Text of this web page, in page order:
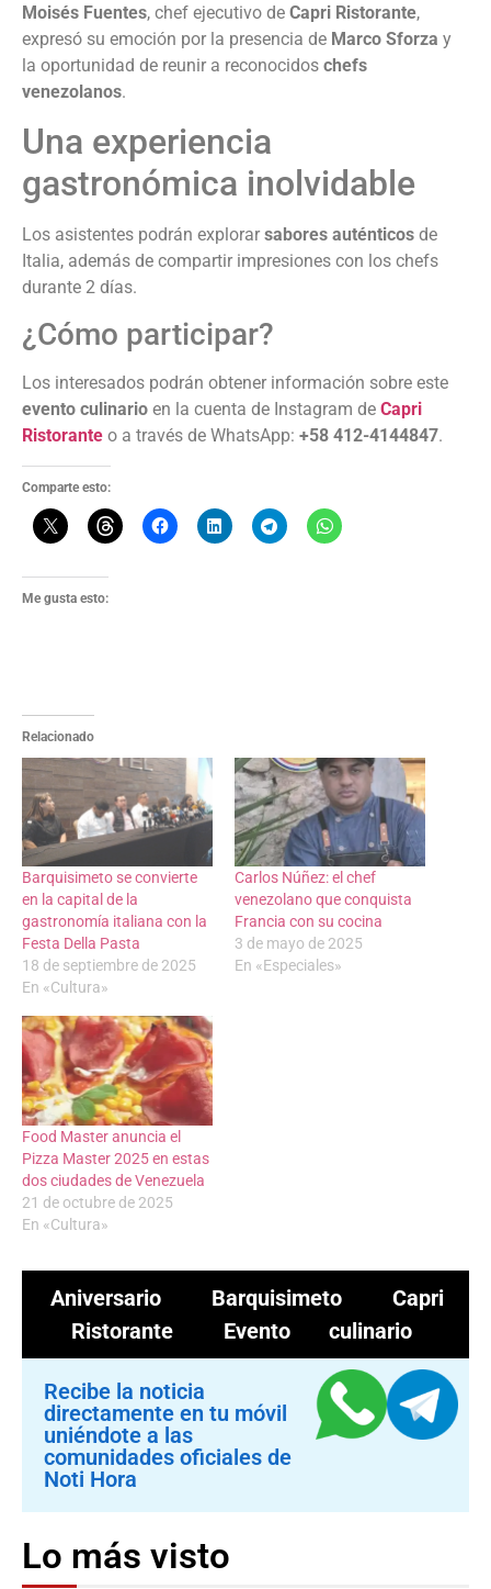
Moisés Fuentes, chef ejecutivo de Capri Ristorante,
expresó su emoción por la presencia de Marco Sforza y
la oportunidad de reunir a reconocidos chefs
venezolanos.
Una experiencia
gastronómica inolvidable
Los asistentes podrán explorar sabores auténticos de
Italia, además de compartir impresiones con los chefs
durante 2 días.
¿Cómo participar?
Los interesados podrán obtener información sobre este
evento culinario en la cuenta de Instagram de Capri
Ristorante o a través de WhatsApp: +58 412-4144847.
Comparte esto:
Me gusta esto:
Relacionado
Barquisimeto se convierte
en la capital de la
gastronomía italiana con la
Festa Della Pasta
18 de septiembre de 2025
En «Cultura»
Carlos Núñez: el chef
venezolano que conquista
Francia con su cocina
3 de mayo de 2025
En «Especiales»
Food Master anuncia el
Pizza Master 2025 en estas
dos ciudades de Venezuela
21 de octubre de 2025
En «Cultura»
Aniversario Barquisimeto
Capri
Ristorante
Evento culinario
Recibe la noticia
directamente en tu móvil
uniéndote a las
comunidades oficiales de
Noti Hora
Lo más visto